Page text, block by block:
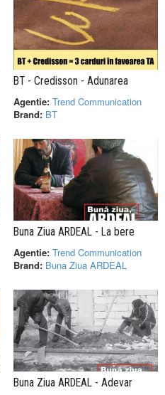
BT - Credisson - Adunarea
Agentie: Trend Communication
Brand: BT
Buna Ziua ARDEAL - La bere
Agentie: Trend Communication
Brand: Buna Ziua ARDEAL
Buna Ziua ARDEAL - Adevar